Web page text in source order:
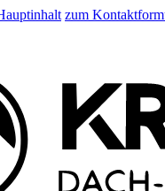
zum